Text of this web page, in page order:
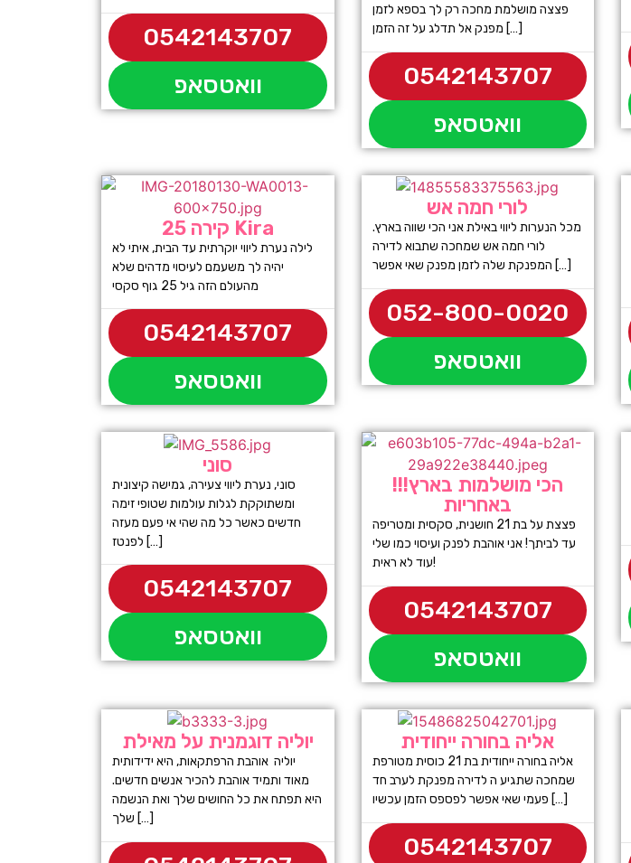
0542143707
וואטסאפ
פצצה מושלמת מחכה רק לך בספא לזמן
מפנק אל תדלג על זה הזמן […]
0542143707
וואטסאפ
קירה 25 Kira
לילה נערת ליווי יוקרתית עד הבית, איתי לא
יהיה לך משעמם לעיסוי מדהים שלא
מהעולם הזה גיל 25 גוף סקסי
0542143707
וואטסאפ
לורי חמה אש
מכל הנערות ליווי באילת אני הכי שווה בארץ.
לורי חמה אש שמחכה שתבוא לדירה
המפנקת שלה לזמן מפנק שאי אפשר […]
052-800-0020
וואטסאפ
סוני
סוני, נערת ליווי צעירה, גמישה קיצונית
ומשתוקקת לגלות עולמות שטופי זימה
חדשים כאשר כל מה שהי אי פעם מעזה
לפנטז […]
0542143707
וואטסאפ
הכי מושלמות בארץ!!!
באחריות
פצצת על בת 21 חושנית, סקסית ומטריפה
עד לביתך! אני אוהבת לפנק ועיסוי כמו שלי
עוד לא ראית!
0542143707
וואטסאפ
יוליה דוגמנית על מאילת
יוליה אוהבת הרפתקאות, היא ידידותית
מאוד ותמיד אוהבת להכיר אנשים חדשים.
היא תפתח את כל החושים שלך ואת הנשמה
שלך […]
אליה בחורה ייחודית
אליה בחורה ייחודית בת 21 כוסית מטורפת
שמחכה שתגיע ה לדירה מפנקת לערב חד
פעמי שאי אפשר לפספס הזמן עכשיו […]
0542143707